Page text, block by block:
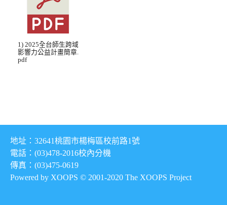
1) 2025全台師生跨域
影響力公益計畫簡章.
pdf
地址：32641桃園市楊梅區校前路1號
電話：(03)478-2016校內分機
傳真：(03)475-0619
Powered by XOOPS © 2001-2020 The XOOPS Project